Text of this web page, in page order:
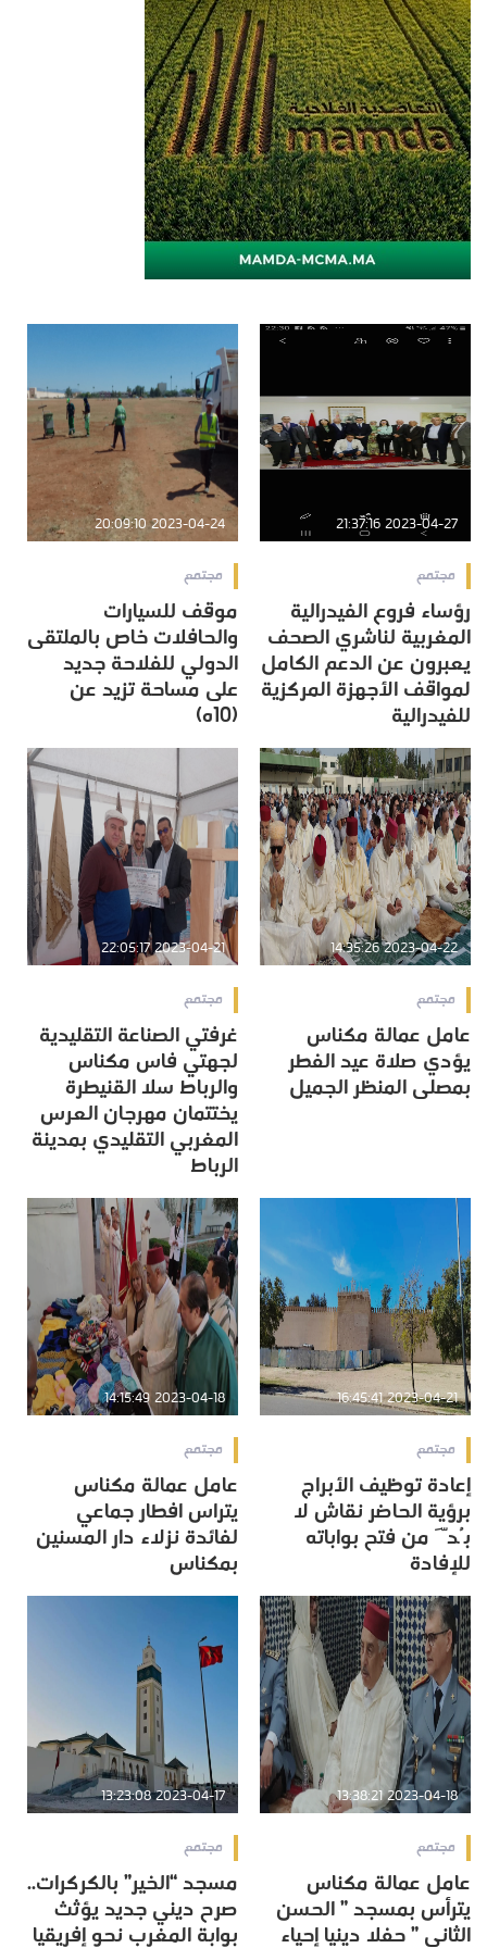
2023-04-27 21:37:16
مجتمع
رؤساء فروع الفيدرالية
المغربية لناشري الصحف
يعبرون عن الدعم الكامل
لمواقف الأجهزة المركزية
للفيدرالية
2023-04-24 20:09:10
مجتمع
موقف للسيارات
والحافلات خاص بالملتقى
الدولي للفلاحة جديد
على مساحة تزيد عن
(10ه)
2023-04-22 14:35:26
مجتمع
عامل عمالة مكناس
يؤدي صلاة عيد الفطر
بمصلى المنظر الجميل
2023-04-21 22:05:17
مجتمع
غرفتي الصناعة التقليدية
لجهتي فاس مكناس
والرباط سلا القنيطرة
يختتمان مهرجان العرس
المغربي التقليدي بمدينة
الرباط
2023-04-21 16:45:41
مجتمع
إعادة توظيف الأبراج
برؤية الحاضر نقاش لا
بُدَّ من فتح بواباته
للإفادة
2023-04-18 14:15:49
مجتمع
عامل عمالة مكناس
يتراس افطار جماعي
لفائدة نزلاء دار المسنين
بمكناس
2023-04-18 13:38:21
مجتمع
عامل عمالة مكناس
يترأس بمسجد ” الحسن
الثاني ” حفلا دينيا إحياء
2023-04-17 13:23:08
مجتمع
مسجد “الخير” بالكركرات..
صرح ديني جديد يؤثث
بوابة المغرب نحو إفريقيا